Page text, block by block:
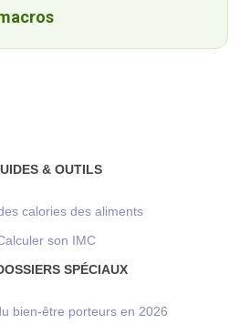
& OUTILS
calories des aliments
son IMC
SPÉCIAUX
bien-être porteurs en 2026